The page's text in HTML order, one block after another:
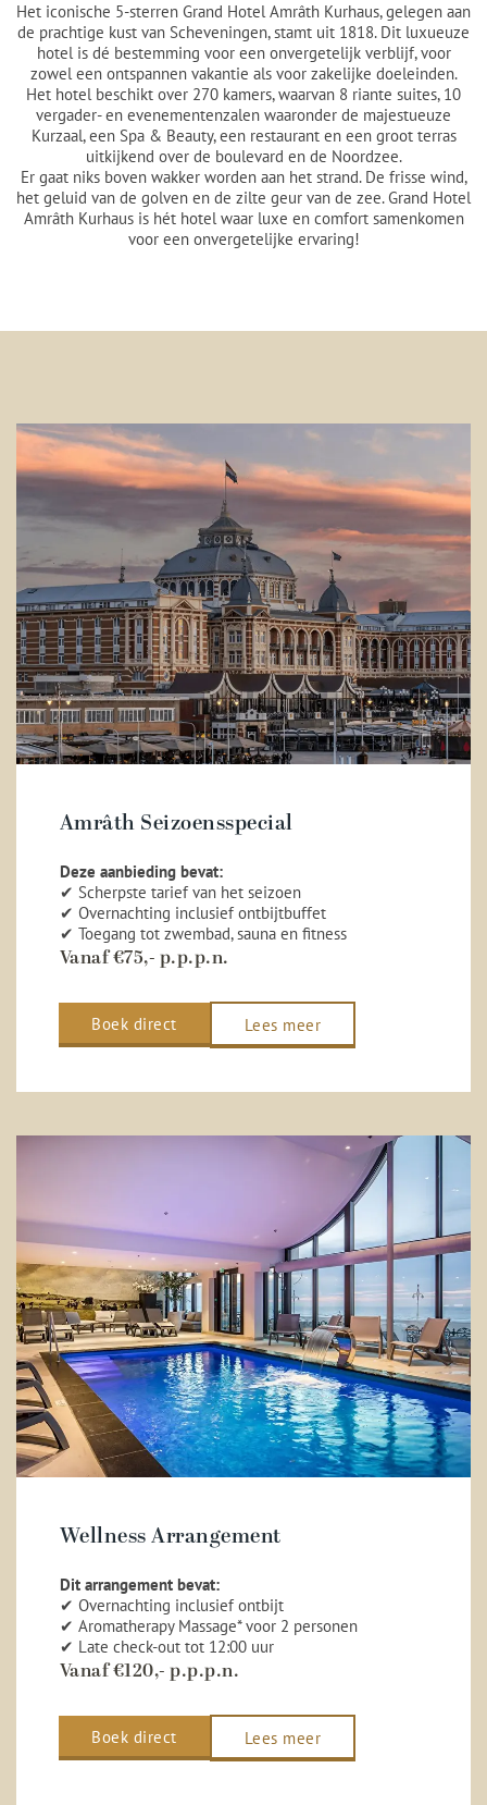
Het iconische 5-sterren Grand Hotel Amrâth Kurhaus, gelegen aan
de prachtige kust van Scheveningen, stamt uit 1818. Dit luxueuze
hotel is dé bestemming voor een onvergetelijk verblijf, voor
zowel een ontspannen vakantie als voor zakelijke doeleinden.
Het hotel beschikt over 270 kamers, waarvan 8 riante suites, 10
vergader- en evenementenzalen waaronder de majestueuze
Kurzaal, een Spa & Beauty, een restaurant en een groot terras
uitkijkend over de boulevard en de Noordzee.
Er gaat niks boven wakker worden aan het strand. De frisse wind,
het geluid van de golven en de zilte geur van de zee. Grand Hotel
Amrâth Kurhaus is hét hotel waar luxe en comfort samenkomen
voor een onvergetelijke ervaring!
Amrâth Seizoensspecial
Deze aanbieding bevat:
✔ Scherpste tarief van het seizoen
✔ Overnachting inclusief ontbijtbuffet
✔ Toegang tot zwembad, sauna en fitness
Vanaf €75,- p.p.p.n.
Boek direct Lees meer
Wellness Arrangement
Dit arrangement bevat:
✔ Overnachting inclusief ontbijt
✔ Aromatherapy Massage* voor 2 personen
✔ Late check-out tot 12:00 uur
Vanaf €120,- p.p.p.n.
Boek direct Lees meer